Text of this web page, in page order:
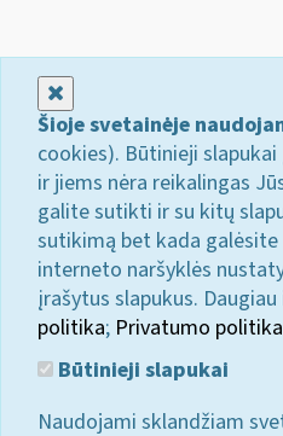
Šioje svetainėje
cookies). Būtinieji
ir jiems nėra reikalingas
galite sutikti ir su kitų
sutikimą bet kada
interneto naršyklės
įrašytus slapukus.
politika; Privatumo
Būtinieji slapukai
Naudojami sklandžiam